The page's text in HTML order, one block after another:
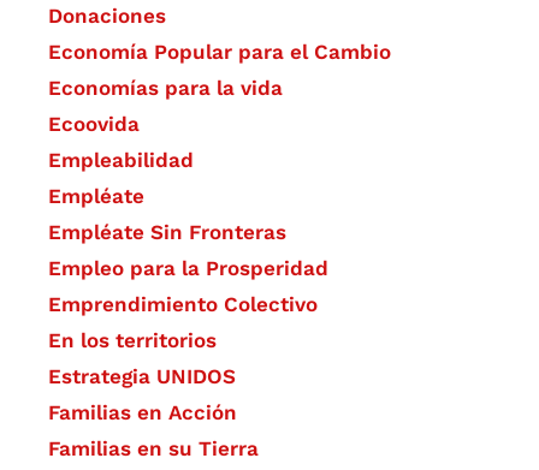
Donaciones
Economía Popular para el Cambio
Economías para la vida
Ecoovida
Empleabilidad
Empléate
Empléate Sin Fronteras
Empleo para la Prosperidad
Emprendimiento Colectivo
En los territorios
Estrategia UNIDOS
Familias en Acción
Familias en su Tierra